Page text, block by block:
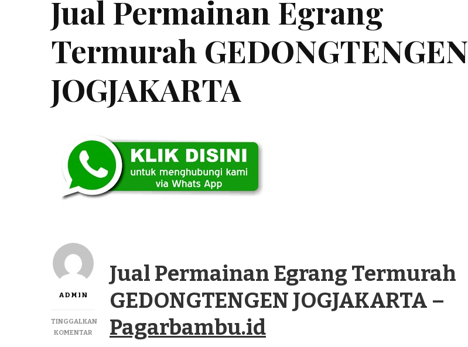
Jual Permainan Egrang
Termurah GEDONGTENGEN
JOGJAKARTA
ADMIN
TINGGALKAN
KOMENTARPADA
Jual Permainan Egrang Termurah
GEDONGTENGEN JOGJAKARTA –
Pagarbambu.id